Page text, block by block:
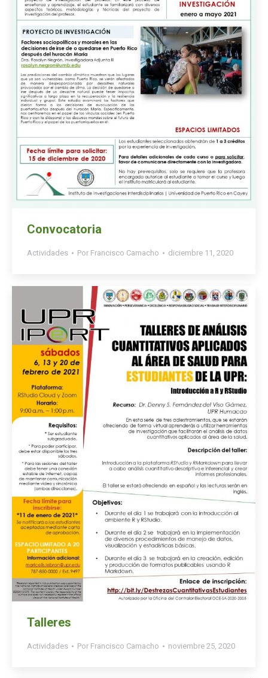
Convocatoria
Actividades Por Francisco Camacho diciembre 11, 2020
Talleres
Actividades Por Francisco Camacho noviembre 25, 2020